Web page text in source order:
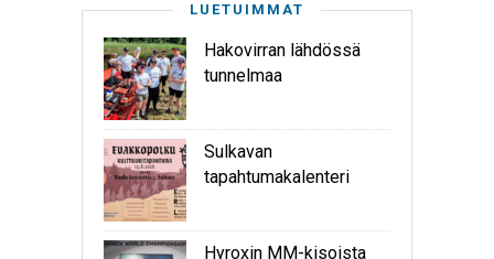
LUETUIMMAT
Hakovirran lähdössä
tunnelmaa
Sulkavan
tapahtumakalenteri
Hyroxin MM-kisoista